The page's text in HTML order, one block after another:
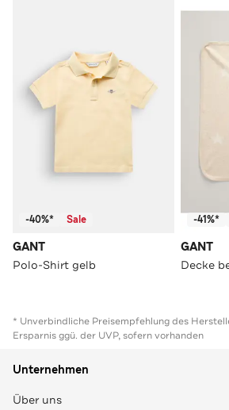
-40%* Sale
GANT
Polo-Shirt gelb
-41%*
GANT
Decke
* Unverbindliche Preisempfehlung des
Ersparnis ggü. der UVP, sofern vorhanden
Unternehmen
Über uns